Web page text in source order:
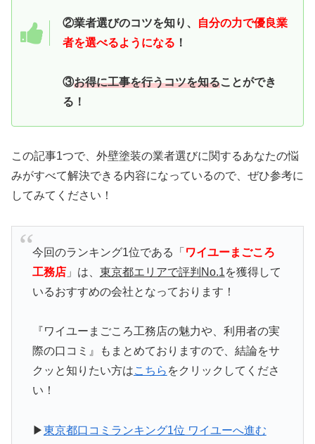
②業者選びのコツを知り、
自分の力で優良業
者を選べるようになる ！
③お得に工事を行うコツを知ることができ
る！
この記事1つで、外壁塗装の業者選びに関するあなたの悩
みがすべて解決できる内容になっているので、ぜひ参考に
してみてください！
今回のランキング1位である「 ワイユーまごころ
工務店」は、 東京都エリアで評判No.1を獲得して
いるおすすめの会社となっております！
『ワイユーまごころ工務店の魅力や、利用者の実
際の口コミ』もまとめておりますので、結論をサ
クッと知りたい方はこちら をクリックしてくださ
い！
▶東京都口コミランキング1位 ワイユーへ進む